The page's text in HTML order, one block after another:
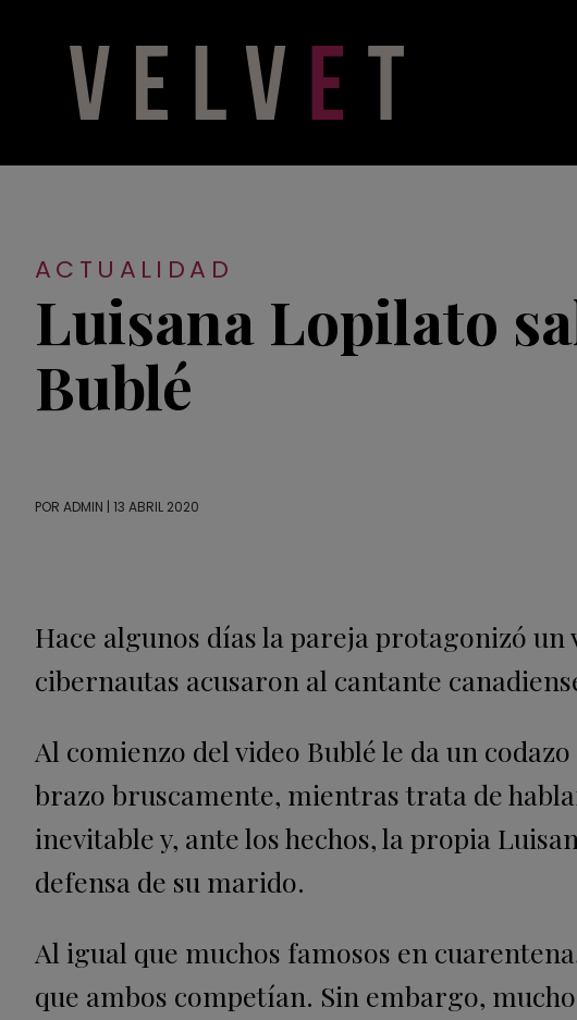
ACTUALIDAD
Luisana Lopilato
Bublé
POR ADMIN | 13 ABRIL 2020
Hace algunos días la pareja protagonizó un
cibernautas acusaron al cantante
Al comienzo del video Bublé le da un
brazo bruscamente, mientras trata de
inevitable y, ante los hechos, la propia
defensa de su marido.
Al igual que muchos famosos en
que ambos competían. Sin embargo,